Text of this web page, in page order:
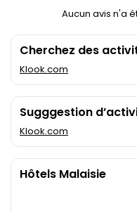
Aucun avis n'a
Cherchez des
Klook.com
Sugggestion
Klook.com
Hôtels Malaisie